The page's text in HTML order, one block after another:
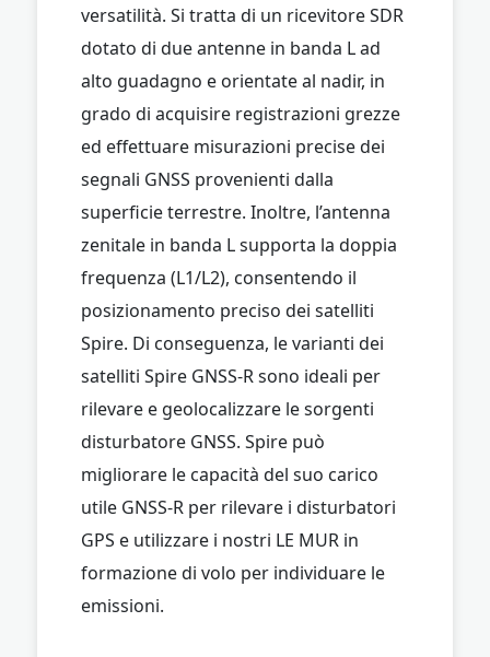
versatilità. Si tratta di un ricevitore SDR
dotato di due antenne in banda L ad
alto guadagno e orientate al nadir, in
grado di acquisire registrazioni grezze
ed effettuare misurazioni precise dei
segnali GNSS provenienti dalla
superficie terrestre. Inoltre, l’antenna
zenitale in banda L supporta la doppia
frequenza (L1/L2), consentendo il
posizionamento preciso dei satelliti
Spire. Di conseguenza, le varianti dei
satelliti Spire GNSS-R sono ideali per
rilevare e geolocalizzare le sorgenti
disturbatore GNSS. Spire può
migliorare le capacità del suo carico
utile GNSS-R per rilevare i disturbatori
GPS e utilizzare i nostri LE MUR in
formazione di volo per individuare le
emissioni.